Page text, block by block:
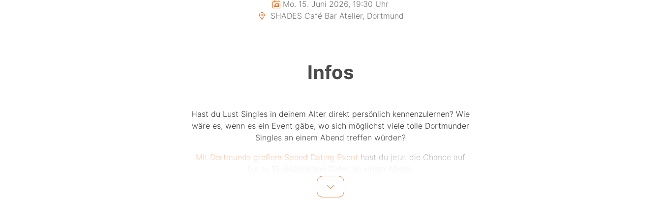
Mo. 15. Juni 2026, 19:30 Uhr
SHADES Café Bar Atelier, Dortmund
Infos
Hast du Lust Singles in deinem Alter direkt persönlich kennenzulernen? Wie
wäre es, wenn es ein Event gäbe, wo sich möglichst viele tolle Dortmunder
Singles an einem Abend treffen würden?
Mit Dortmunds großem Speed Dating Event hast du jetzt die Chance auf
Bis zu 15 Männer und 15 Frauen in einer Altersgruppe lernen sich während
kurzer Dates kennen. Bei jedem Date sitzen sich jeweils ein Mann und eine